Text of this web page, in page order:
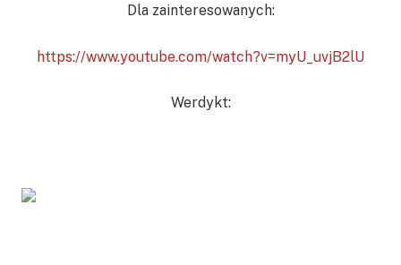
Dla zainteresowanych:
https://www.youtube.com/watch?v=myU_uvjB2lU
Werdykt: